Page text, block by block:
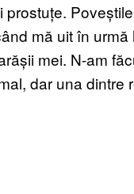
prostuțe.
mă uit în
mei. N-am
dar una